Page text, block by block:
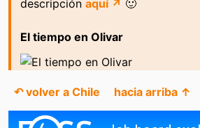
descripción aquí ↗ 🙂
El tiempo en Olivar
↶ volver a Chile hacia arriba ↑